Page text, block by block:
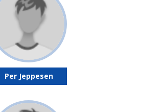
Per Jeppesen